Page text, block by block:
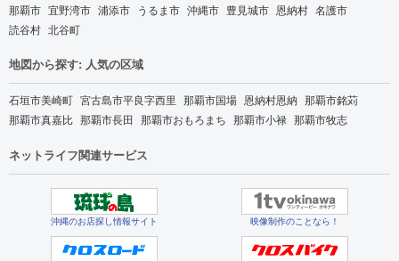
那覇市 宜野湾市 浦添市 うるま市 沖縄市 豊見城市 恩納村 名護市
読谷村 北谷町
地図から探す: 人気の区域
石垣市美崎町 宮古島市平良字西里 那覇市国場 恩納村恩納 那覇市銘苅
那覇市真嘉比 那覇市長田 那覇市おもろまち 那覇市小禄 那覇市牧志
ネットライフ関連サービス
沖縄のお店探し情報サイト 映像制作のことなら！